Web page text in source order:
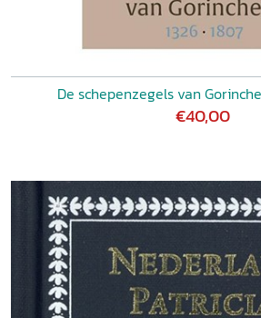
De schepenzegels van
€40,00